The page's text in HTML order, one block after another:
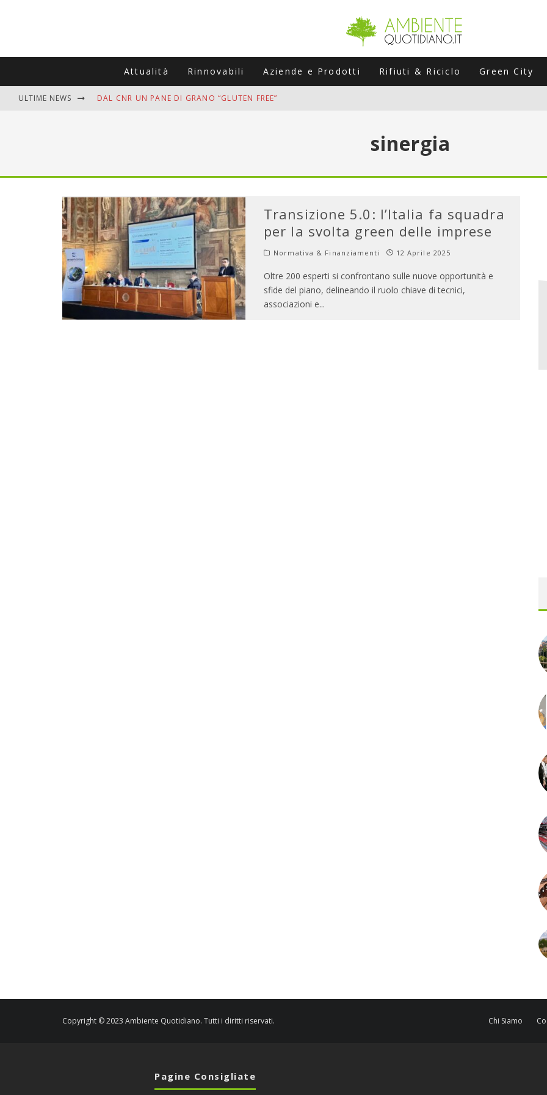
Attualità Rinnovabili Aziende e Prodotti Rifiuti & Riciclo Green City
ULTIME NEWS DAL CNR UN PANE DI GRANO “GLUTEN FREE”
ADDIO BOLLETTE SALATE? LA NUOVA FRONTIERA DEL FOTOVOLTAICO "PLUG & PLAY" CHE STA
sinergia
Transizione 5.0: l’Italia fa squadra
per la svolta green delle imprese
Normativa & Finanziamenti 12 Aprile 2025
Oltre 200 esperti si confrontano sulle nuove opportunità e
sfide del piano, delineando il ruolo chiave di tecnici,
associazioni e...
Copyright © 2023 Ambiente Quotidiano. Tutti i diritti riservati. Chi Siamo
Pagine Consigliate